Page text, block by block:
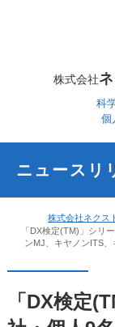
株式会社
科
個
ニュースリ
株式会社ネクス
「DX検定(TM)」シリ
ンMJ、キヤノンITS
「DX検定